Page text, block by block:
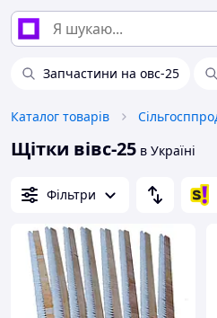
Запчастини на овс-25
Каталог товарів
Щітки вівс-25 в Україні
Фільтри